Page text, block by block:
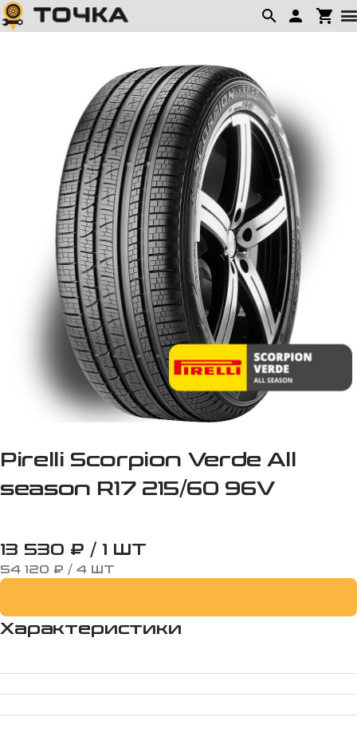
Pirelli Scorpion Verde All
season R17 215/60 96V
13 530 ₽ / 1 ШТ
54 120 ₽ / 4 ШТ
Характеристики